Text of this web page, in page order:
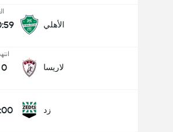
الأهلي
لاريسا 0
زد